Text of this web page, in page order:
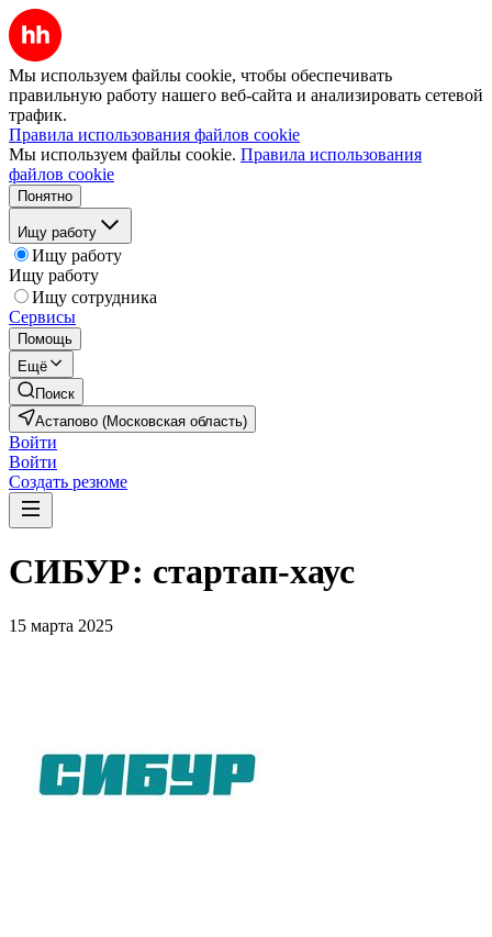
Мы используем файлы cookie, чтобы обеспечивать
правильную работу нашего веб-сайта и анализировать сетевой
трафик.
Правила использования файлов cookie
Мы используем файлы cookie. Правила использования
файлов cookie
Понятно
Ищу работу
Ищу работу
Ищу работу
Ищу сотрудника
Сервисы
Помощь
Ещё
Поиск
Астапово (Московская область)
Войти
Войти
Создать резюме
СИБУР: стартап-хаус
15 марта 2025